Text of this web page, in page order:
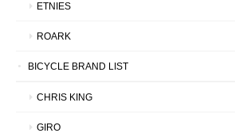
ETNIES
ROARK
BICYCLE BRAND LIST
CHRIS KING
GIRO